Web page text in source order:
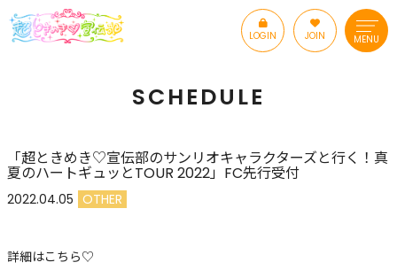
LOGIN JOIN MENU
SCHEDULE
「超ときめき♡宣伝部のサンリオキャラクターズと行く！真
夏のハートギュッとTOUR 2022」FC先行受付
2022.04.05 OTHER
詳細はこちら♡